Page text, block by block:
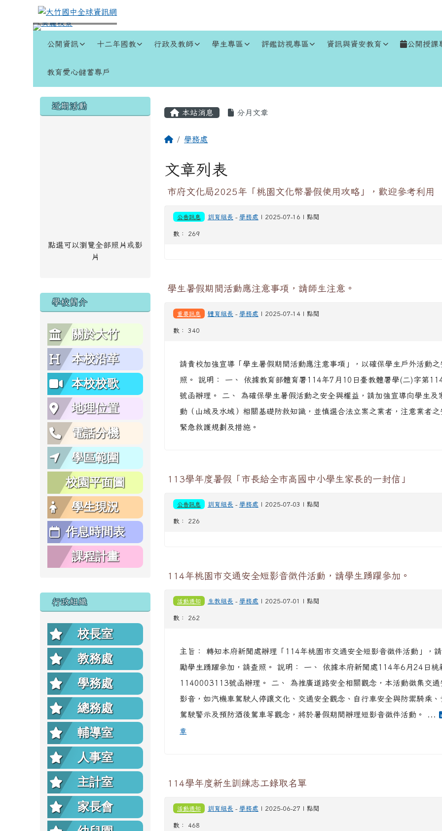
跳至主內容區
大竹國中全球資訊網
公開資訊 十二年國教 行政及教師 學生專區 評鑑訪視專區 資訊與資安教育 公開授課
教育愛心儲蓄專戶
左邊區域內容
近期活動
點選可以瀏覽全部照片或影
片
學校簡介
關於大竹
本校沿革
本校校歌
地理位置
電話分機
學區範圍
校園平面圖
學生現況
作息時間表
課程計畫
行政組織
校長室
教務處
學務處
總務處
輔導室
人事室
主計室
家長會
主內容區域
本站消息 分月文章
回首頁學務處
文章列表
市府文化局2025年「桃園文化幣暑假使用攻略」，歡迎參考利用
公告訊息 訓育組長 - 學務處 | 2025-07-16 | 點閱
數： 269
學生暑假期間活動應注意事項，請師生注意。
重要訊息 體育組長 - 學務處 | 2025-07-14 | 點閱
數： 340
請貴校加強宣導「學生暑假期間活動應注意事項」，以確保學生戶外活動之
照。 說明： 一、 依據教育部體育署114年7月10日臺教體署學(二)字第
號函辦理。 二、 為確保學生暑假活動之安全與權益，請加強宣導向學生及
動（山域及水域）相關基礎防救知識，並慎選合法立案之業者，注意業者
緊急救護規劃及措施。
113學年度暑假「市長給全市高國中小學生家長的一封信」
公告訊息 訓育組長 - 學務處 | 2025-07-03 | 點閱
數： 226
114年桃園市交通安全短影音徵件活動，請學生踴躍參加。
活動通知 生教組長 - 學務處 | 2025-07-01 | 點閱
數： 262
主旨： 轉知本府新聞處辦理「114年桃園市交通安全短影音徵件活動」，
勵學生踴躍參加，請查照。 說明： 一、 依據本府新聞處114年6月24日桃
1140003113號函辦理。 二、 為推廣道路安全相關觀念，本活動徵集交通
影音，如汽機車駕駛人停讓文化、交通安全觀念、自行車安全與防禦騎乘、
駕駛警示及預防酒後駕車等觀念，將於暑假期間辦理短影音徵件活動。 ...
章
114學年度新生訓練志工錄取名單
活動通知 訓育組長 - 學務處 | 2025-06-27 | 點閱
數： 468
頁尾區域